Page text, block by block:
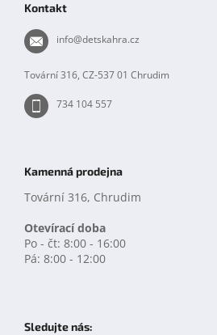
Kontakt
info@detskahra.cz
Tovární 316, CZ-537 01 Chrudim
734 104 557
Kamenná prodejna
Tovární 316, Chrudim
Otevírací doba
Po - čt: 8:00 - 16:00
Pá: 8:00 - 12:00
Sledujte nás: